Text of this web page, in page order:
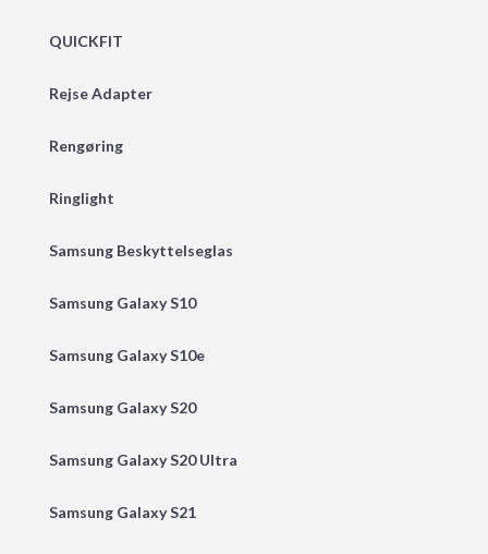
QUICKFIT
Rejse Adapter
Rengøring
Ringlight
Samsung Beskyttelseglas
Samsung Galaxy S10
Samsung Galaxy S10e
Samsung Galaxy S20
Samsung Galaxy S20 Ultra
Samsung Galaxy S21